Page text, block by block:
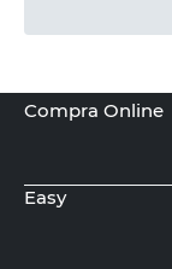
Compra Online
Easy